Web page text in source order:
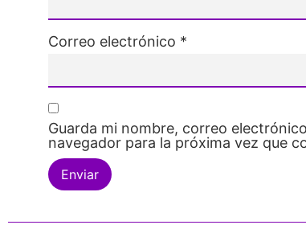
Correo electrónico *
Guarda mi nombre, correo
navegador para la próxima vez que